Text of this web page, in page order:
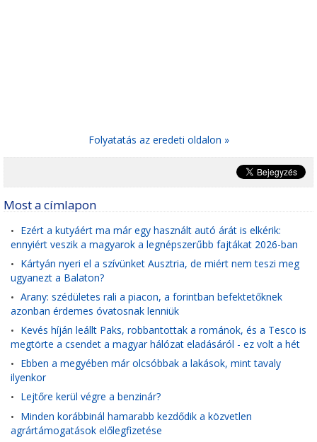
Folyatatás az eredeti oldalon »
Most a címlapon
• Ezért a kutyáért ma már egy használt autó árát is elkérik:
ennyiért veszik a magyarok a legnépszerűbb fajtákat 2026-ban
• Kártyán nyeri el a szívünket Ausztria, de miért nem teszi meg
ugyanezt a Balaton?
• Arany: szédületes rali a piacon, a forintban befektetőknek
azonban érdemes óvatosnak lenniük
• Kevés híján leállt Paks, robbantottak a románok, és a Tesco is
megtörte a csendet a magyar hálózat eladásáról - ez volt a hét
• Ebben a megyében már olcsóbbak a lakások, mint tavaly
ilyenkor
• Lejtőre kerül végre a benzinár?
• Minden korábbinál hamarabb kezdődik a közvetlen
agrártámogatások előlegfizetése